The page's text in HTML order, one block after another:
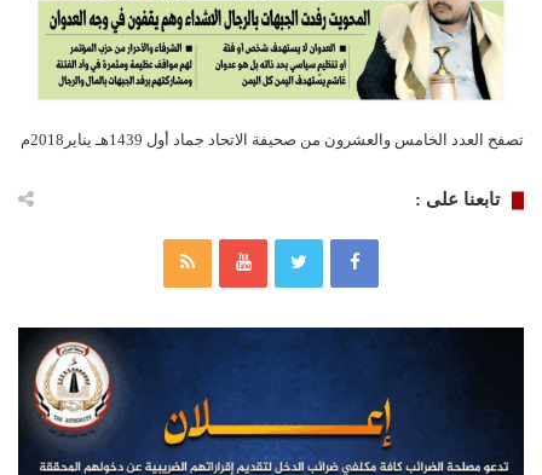
تصفح العدد الخامس والعشرون من صحيفة الاتحاد جماد أول 1439هـ يناير2018م
تابعنا على :